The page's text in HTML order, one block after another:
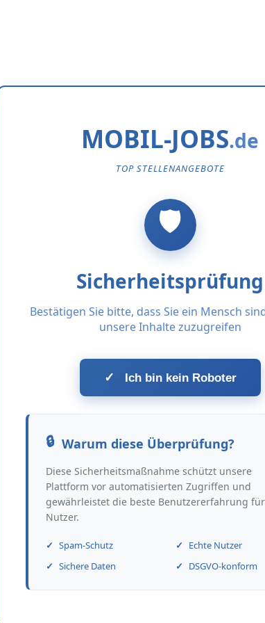
MOBIL-JOBS
TOP STELLENANGEBOTE
Sicherheitsprüfung
Bestätigen Sie bitte, dass Sie ein Mensch
unsere Inhalte zuzugreifen
✓ Ich bin kein Roboter
Warum diese Überprüfung?
Diese Sicherheitsmaßnahme schützt unsere
Plattform vor automatisierten Zugriffen und
gewährleistet die beste Benutzererfahrung
Nutzer.
Spam-Schutz
Echte Nutzer
Sichere Daten
DSGVO-konform